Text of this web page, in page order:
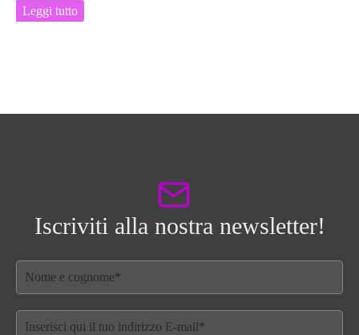
Leggi tutto
Iscriviti alla nostra newsletter!